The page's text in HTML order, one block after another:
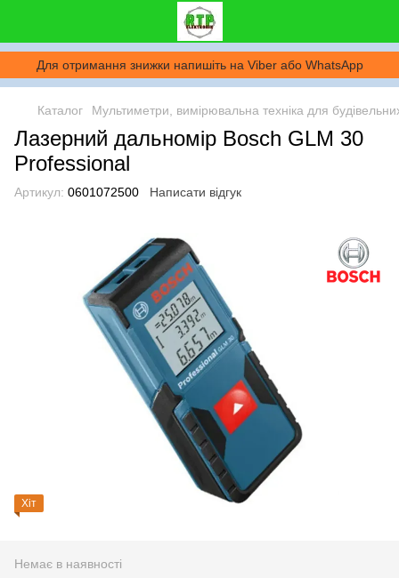
Для отримання знижки напишіть на Viber або WhatsApp
Каталог Мультиметри, вимірювальна техніка для
Лазерний дальномір Bosch GLM 30
Professional
Артикул: 0601072500 Написати відгук
Хіт
Немає в наявності